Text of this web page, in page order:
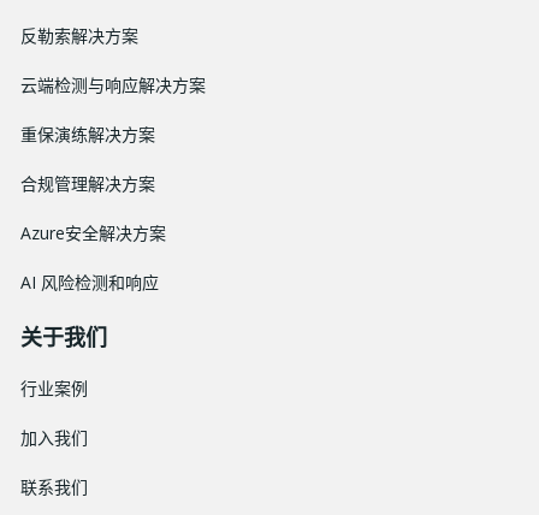
反勒索解决方案
云端检测与响应解决方案
重保演练解决方案
合规管理解决方案
Azure安全解决方案
AI 风险检测和响应
关于我们
行业案例
加入我们
联系我们